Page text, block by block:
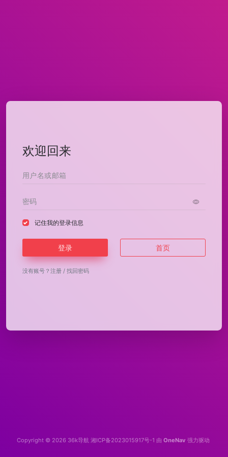
欢迎回来
记住我的登录信息
登录 首页
没有账号？ 注册 / 找回密码
Copyright © 2026 36k导航 湘ICP备2023015917号-1 由 OneNav 强力驱动